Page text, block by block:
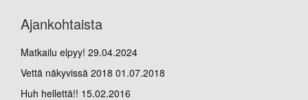
Ajankohtaista
Matkailu elpyy! 29.04.2024
Vettä näkyvissä 2018 01.07.2018
Huh hellettä!! 15.02.2016